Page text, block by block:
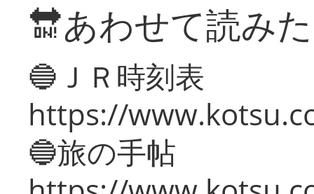
🔛あわせて読み
🔵ＪＲ時刻表
https://
🔵旅の手帖